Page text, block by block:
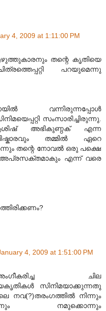
4, 2009 at 1:11:00 PM
തന്റെ കൃതിയെ
പറയുമെന്നു
വന്നിരുന്നപ്പോള്‍
സംസാരിച്ചിരുന്നു.
അഭികുണ്ഠക് എന്ന
തമ്മില്‍ ഏറെ
തന്റെ നോവല്‍ ഒരു പക്ഷെ
എന്ന് വരെ
4, 2009 at 1:51:00 PM
ചില
സിനിമയാക്കുന്നതു
നവ(?)തരംഗത്തിൽ നിന്നും
നമുക്കൊന്നും